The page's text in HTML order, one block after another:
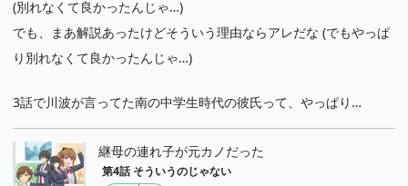
(別れなくて良かったんじゃ…)
でも、まあ解説あったけどそういう理由ならアレだな (でもやっぱ
り別れなくて良かったんじゃ…)
3話で川波が言ってた南の中学生時代の彼氏って、やっぱり…
継母の連れ子が元カノだった
第4話 そういうのじゃない